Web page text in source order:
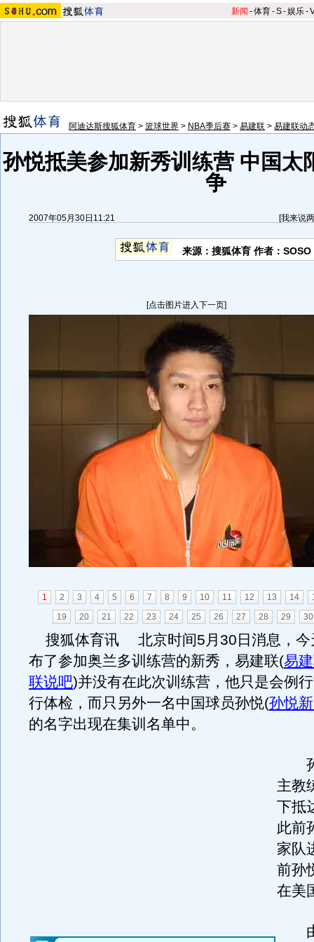
新闻 -体育-S-娱乐-
阿迪达斯搜狐体育 > 篮球世界 > NBA季后赛 > 易建联 > 易建联动
孙悦抵美参加新秀训练营 中国太
争
2007年05月30日11:21 [我来说
来源：搜狐体育 作者：SOSO
[点击图片进入下一页]
1 2 3 4 5 6 7 8 9 10 11 12 13 14
19
20 21 22 23 24 25 26 27 28 29 30
搜狐体育讯 北京时间5月30日消息，今
布了参加奥兰多训练营的新秀，易建联(易
联说吧)并没有在此次训练营，他只是会例
行体检，而只另外一名中国球员孙悦(孙悦
的名字出现在集训名单中。
孙
主教
下抵
此前
家队
前孙
在美
由